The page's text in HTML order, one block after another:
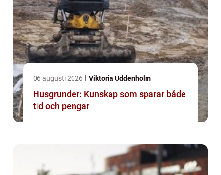
06 augusti 2026 Viktoria Uddenholm
Husgrunder: Kunskap som sparar både
tid och pengar